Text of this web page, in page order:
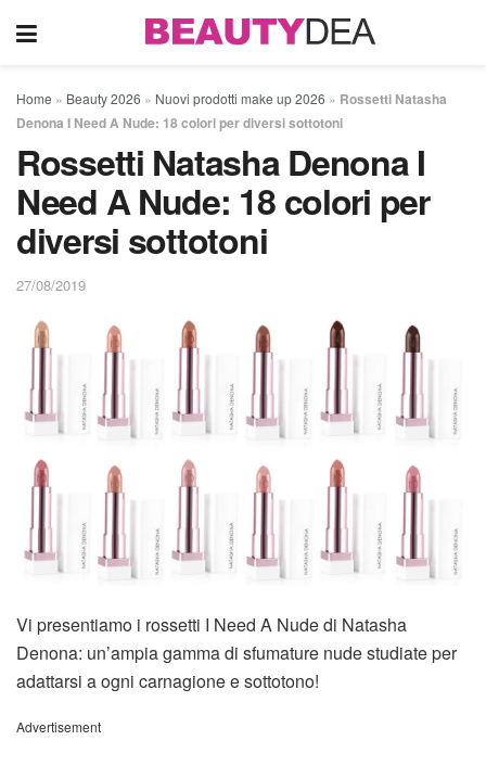
Home » Beauty 2026 » Nuovi prodotti make up 2026 » Rossetti Natasha
Denona I Need A Nude: 18 colori per diversi sottotoni
Rossetti Natasha Denona I
Need A Nude: 18 colori per
diversi sottotoni
27/08/2019
Vi presentiamo i rossetti I Need A Nude di Natasha
Denona: un’ampia gamma di sfumature nude studiate per
adattarsi a ogni carnagione e sottotono!
Advertisement